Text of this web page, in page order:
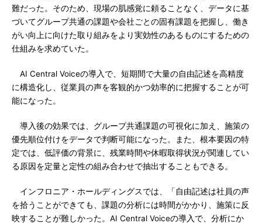
難だった。そのため、現場の肌感覚に頼ることなく、データに基
づいてグループ共通の課題や会社ごとの固有課題を把握し、働き
がい向上に向けた取り組みをより実効性のあるものにするための
仕組みを求めていた。
AI Central Voiceの導入で、短期間で大量の自由記述を高精度
に構造化し、従業員の声を客観的かつ効率的に把握することが可
能になった。
導入後の効果では、グループ共通課題の可視化に加え、施策の
優先順位付けをデータで判断可能になった。また、根本要因の特
定では、低評価の背景に、残業時間や休暇取得状況が関連してい
る原因を定量と定性の組み合わせで抽出することもできる。
インフロニア・ホールディングスでは、「自由記述は社員の声
を拾うことができても、課題の分析には時間がかかり、施策に反
映することが難しかった。AI Central Voiceの導入で、分析にか